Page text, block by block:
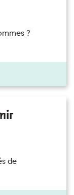
?
de